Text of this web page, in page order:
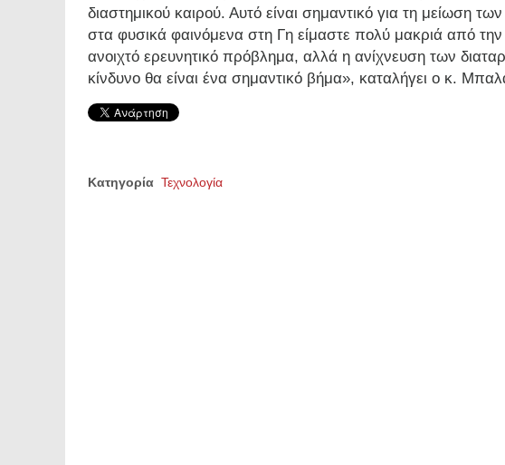
διαστημικού καιρού. Αυτό είναι σημαντικό για τη μείωση
στα φυσικά φαινόμενα στη Γη είμαστε πολύ μακριά από
ανοιχτό ερευνητικό πρόβλημα, αλλά η ανίχνευση των
κίνδυνο θα είναι ένα σημαντικό βήμα», καταλήγει ο κ.
Κατηγορία Τεχνολογία